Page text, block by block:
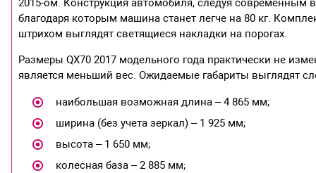
2015-ом. Конструкция автомобиля, следуя
благодаря которым машина станет легче на 80 кг.
штрихом выглядят светящиеся накладки на порогах.
Размеры QX70 2017 модельного года практически не
является меньший вес. Ожидаемые габариты выглядят
​наибольшая возможная длина – 4 865 мм;
​ширина (без учета зеркал) – 1 925 мм;
​высота – 1 650 мм;
​колесная база – 2 885 мм;